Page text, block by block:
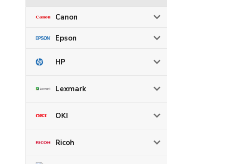
Canon
Epson
HP
Lexmark
OKI
Ricoh